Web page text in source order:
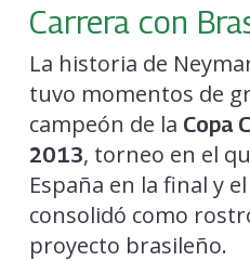
Carrera con
La historia de
tuvo momentos de
campeón de la Copa
2013, torneo en el
España en la final y
consolidó como
proyecto brasileño.